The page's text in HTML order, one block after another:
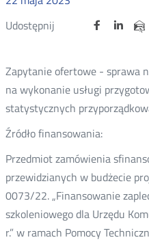
Udostępnij
Udostępnij
Otwórz Udostępnij
na
Otwórz
na
Zapytanie ofertowe - sprawa
na wykonanie usługi
statystycznych
Źródło finansowania:
Przedmiot zamówienia
przewidzianych w budżecie
0073/22. „Finansowanie
szkoleniowego dla Urzędu
r.” w ramach Pomocy